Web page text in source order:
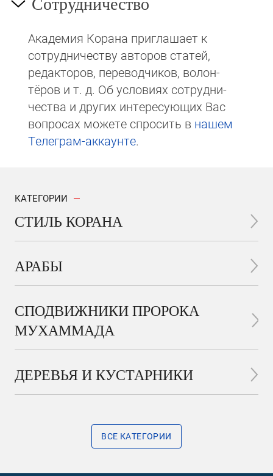
Академия Корана при­гла­ша­ет к
сотруд­ни­чест­ву авторов статей,
редакто­ров, пере­вод­чи­ков, волон­
тёров и т. д. Об ус­ло­виях сотрудни­
чест­ва и других интере­сую­щих Вас
вопросах мо­же­те спросить в на­шем
Те­ле­грам-ак­каунте.
КАТЕГОРИИ
СТИЛЬ КОРАНА
АРАБЫ
СПОДВИЖНИКИ ПРОРОКА
МУХАММАДА
ДЕРЕВЬЯ И КУСТАРНИКИ
ВСЕ КАТЕГОРИИ